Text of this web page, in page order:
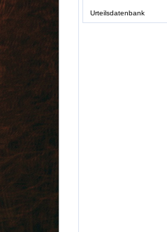
Urteilsdatenbank